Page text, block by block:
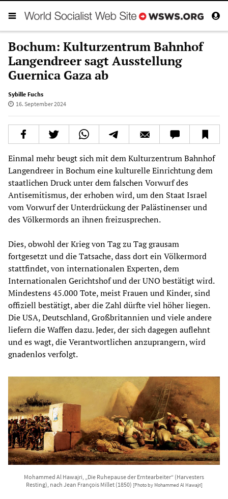
Bochum: Kulturzentrum Bahnhof
Langendreer sagt Ausstellung
Guernica Gaza ab
Sybille Fuchs
16. September 2024
Einmal mehr beugt sich mit dem Kulturzentrum Bahnhof
Langendreer in Bochum eine kulturelle Einrichtung dem
staatlichen Druck unter dem falschen Vorwurf des
Antisemitismus, der erhoben wird, um den Staat Israel
vom Vorwurf der Unterdrückung der Palästinenser und
des Völkermords an ihnen freizusprechen.
Dies, obwohl der Krieg von Tag zu Tag grausam
fortgesetzt und die Tatsache, dass dort ein Völkermord
stattfindet, von internationalen Experten, dem
Internationalen Gerichtshof und der UNO bestätigt wird.
Mindestens 45.000 Tote, meist Frauen und Kinder, sind
offiziell bestätigt, aber die Zahl dürfte viel höher liegen.
Die USA, Deutschland, Großbritannien und viele andere
liefern die Waffen dazu. Jeder, der sich dagegen auflehnt
und es wagt, die Verantwortlichen anzuprangern, wird
gnadenlos verfolgt.
Mohammed Al Hawajri, „Die Ruhepause der Erntearbeiter“ (Harvesters
Resting), nach Jean François Millet (1850) [Photo by Mohammed Al Hawajri]